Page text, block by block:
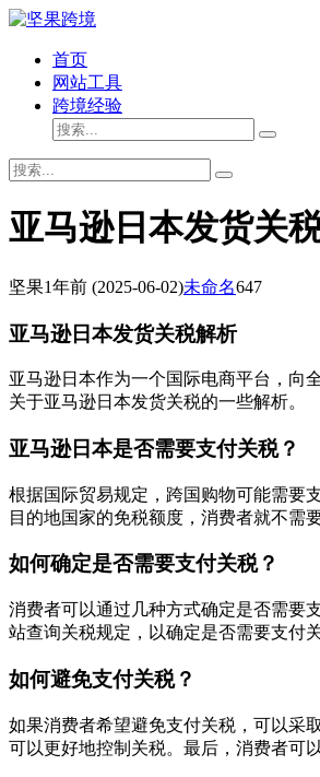
首页
网站工具
跨境经验
亚马逊日本发货关
坚果1年前 (2025-06-02)未命名647
亚马逊日本发货关税解析
亚马逊日本作为一个国际电商平台，向
关于亚马逊日本发货关税的一些解析。
亚马逊日本是否需要支付关税？
根据国际贸易规定，跨国购物可能需要
目的地国家的免税额度，消费者就不需
如何确定是否需要支付关税？
消费者可以通过几种方式确定是否需要
站查询关税规定，以确定是否需要支付关
如何避免支付关税？
如果消费者希望避免支付关税，可以采
可以更好地控制关税。最后，消费者可